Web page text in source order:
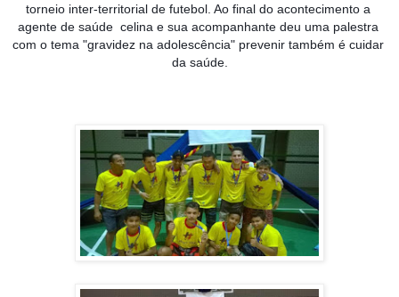
torneio inter-territorial de futebol. Ao final do acontecimento a
agente de saúde  celina e sua acompanhante deu uma palestra
com o tema "gravidez na adolescência" prevenir também é cuidar
da saúde.